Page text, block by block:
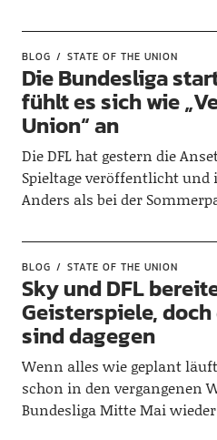
BLOG STATE OF THE UNION
Die Bundesliga
fühlt es sich wie
Union“ an
Die DFL hat gestern die
Spieltage veröffentlicht
Anders als bei der
BLOG STATE OF THE UNION
Sky und DFL
Geisterspiele,
sind dagegen
Wenn alles wie geplant
schon in den vergangenen
Bundesliga Mitte Mai